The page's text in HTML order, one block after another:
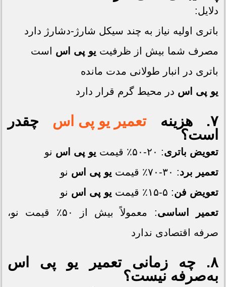
دلایل:
باتری اولیه نیاز به چند سیکل شارژ-دشارژ دارد
مصرف شما بیش از ظرفیت یو پی اس است
باتری در انبار طولانی مدت مانده
یو پی اس در محیط گرم قرار دارد
۷. هزینه تعمیر یو پی اس چقدر
است؟
تعویض باتری: ۲۰-۵۰٪ قیمت یو پی اس نو
تعمیر برد: ۳۰-۷۰٪ قیمت یو پی اس نو
تعویض فن: ۵-۱۵٪ قیمت یو پی اس نو
تعمیر اساسی
: معمولاً بیش از ۵۰٪ قیمت نو،
صرفه اقتصادی ندارد
۸. چه زمانی تعمیر
یو پی اس
به‌صرفه نیست؟